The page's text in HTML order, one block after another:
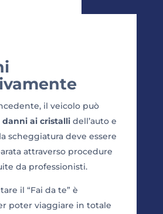
il veicolo può
ai cristalli dell’auto e
scheggiatura deve essere
attraverso procedure
da professionisti.
il “Fai da te” è
poter viaggiare in totale